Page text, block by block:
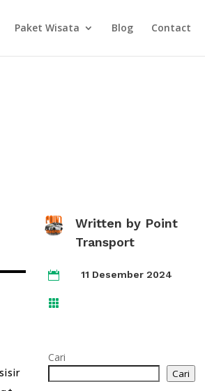
Paket Wisata Blog Contact
Written by Point
Transport
 11 Desember 2024

Cari
Cari